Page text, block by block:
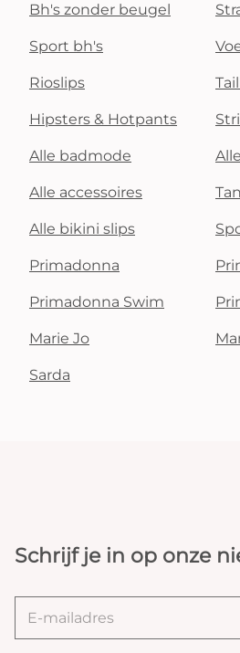
Bh's zonder beugel
Sport bh's
Rioslips
Hipsters & Hotpants
Alle badmode
Alle accessoires
Alle bikini slips
Primadonna
Primadonna Swim
Marie Jo
Sarda
Schrijf je in op onze